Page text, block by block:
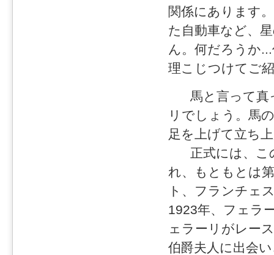
関係にあります
た自動車など、
ん。何だろうか
理こじつけてご
馬と言って真
リでしょう。馬
足を上げて立ち
正式には、こ
れ、もともとは
ト、フランチェ
1923年、フェラ
ェラーリがレー
伯爵夫人に出会